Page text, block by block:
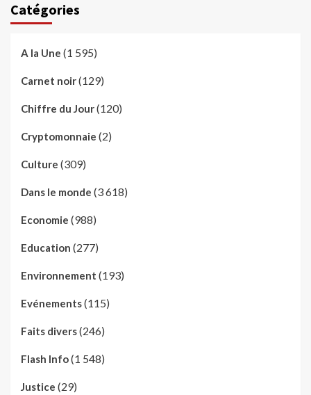
Catégories
A la Une (1 595)
Carnet noir(129)
Chiffre du Jour(120)
Cryptomonnaie (2)
Culture (309)
Dans le monde (3 618)
Economie (988)
Education (277)
Environnement (193)
Evénements(115)
Faits divers(246)
Flash Info(1 548)
Justice (29)